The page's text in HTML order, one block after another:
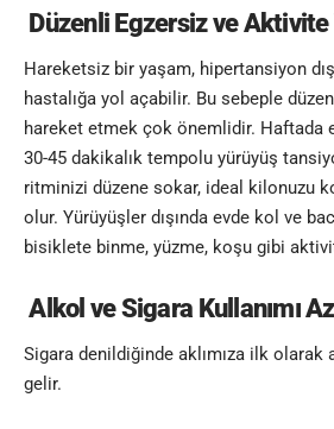
Düzenli Egzersiz ve Aktivite
Hareketsiz bir yaşam, hipertansiyon
hastalığa yol açabilir. Bu sebeple
hareket etmek çok önemlidir. Haftada
30-45 dakikalık tempolu yürüyüş
ritminizi düzene sokar, ideal kilonuzu
olur. Yürüyüşler dışında evde kol ve
bisiklete binme, yüzme, koşu gibi
Alkol ve Sigara Kullanımı
Sigara denildiğinde aklımıza ilk olarak
gelir.